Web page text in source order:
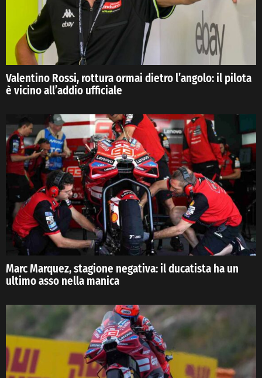
Valentino Rossi, rottura ormai dietro l’angolo: il pilota
è vicino all’addio ufficiale
Marc Marquez, stagione negativa: il ducatista ha un
ultimo asso nella manica